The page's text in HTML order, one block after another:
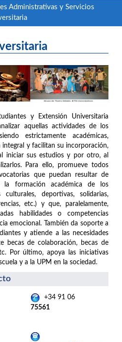
Administrativas y Servicios
y Extensión Universitaria
aquellas actividades de los
estrictamente académicas,
y facilitan su incorporación,
iniciar sus estudios y por otro, al
Para ello, promueve todos
que puedan resultar de
la formación académica de los
culturales, deportivas, solidarias,
etc.) y que, paralelamente,
habilidades o competencias
emocional. También da soporte a
y atiende a las necesidades
becas de colaboración, becas de
Por último, apoya las iniciativas
y a la UPM en la sociedad.
+34 91 06
75561